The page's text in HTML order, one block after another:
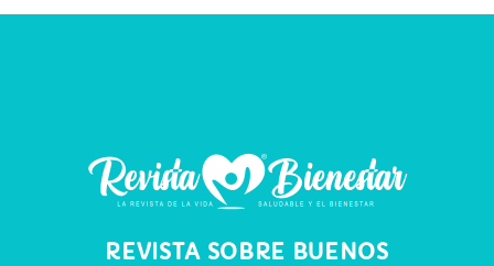
REVISTA SOBRE BUENOS